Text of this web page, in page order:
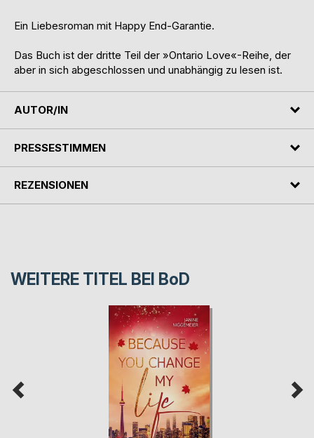
Ein Liebesroman mit Happy End-Garantie.
Das Buch ist der dritte Teil der »Ontario Love«-Reihe, der
aber in sich abgeschlossen und unabhängig zu lesen ist.
AUTOR/IN
PRESSESTIMMEN
REZENSIONEN
WEITERE TITEL BEI BoD